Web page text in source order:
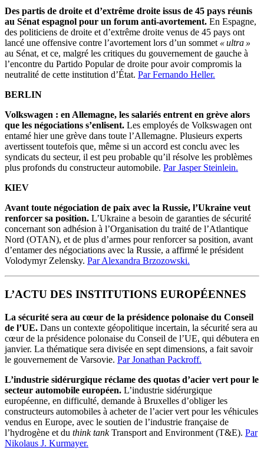
Des partis de droite et d’extrême droite issus de 45 pays réunis
au Sénat espagnol pour un forum anti-avortement. En Espagne,
des politiciens de droite et d’extrême droite venus de 45 pays ont
lancé une offensive contre l’avortement lors d’un sommet « ultra »
au Sénat, et ce, malgré les critiques du gouvernement de gauche à
l’encontre du Partido Popular de droite pour avoir compromis la
neutralité de cette institution d’État. Par Fernando Heller.
BERLIN
Volkswagen : en Allemagne, les salariés entrent en grève alors
que les négociations s’enlisent. Les employés de Volkswagen ont
entamé hier une grève dans toute l’Allemagne. Plusieurs experts
avertissent toutefois que, même si un accord est conclu avec les
syndicats du secteur, il est peu probable qu’il résolve les problèmes
plus profonds du constructeur automobile. Par Jasper Steinlein.
KIEV
Avant toute négociation de paix avec la Russie, l’Ukraine veut
renforcer sa position. L’Ukraine a besoin de garanties de sécurité
concernant son adhésion à l’Organisation du traité de l’Atlantique
Nord (OTAN), et de plus d’armes pour renforcer sa position, avant
d’entamer des négociations avec la Russie, a affirmé le président
Volodymyr Zelensky. Par Alexandra Brzozowski.
L’ACTU DES INSTITUTIONS EUROPÉENNES
La sécurité sera au cœur de la présidence polonaise du Conseil
de l’UE. Dans un contexte géopolitique incertain, la sécurité sera au
cœur de la présidence polonaise du Conseil de l’UE, qui débutera en
janvier. La thématique sera divisée en sept dimensions, a fait savoir
le gouvernement de Varsovie. Par Jonathan Packroff.
L’industrie sidérurgique réclame des quotas d’acier vert pour le
secteur automobile européen. L’industrie sidérurgique
européenne, en difficulté, demande à Bruxelles d’obliger les
constructeurs automobiles à acheter de l’acier vert pour les véhicules
vendus en Europe, avec le soutien de l’industrie française de
l’hydrogène et du think tankTransport and Environment (T&E). Par
Nikolaus J. Kurmayer.